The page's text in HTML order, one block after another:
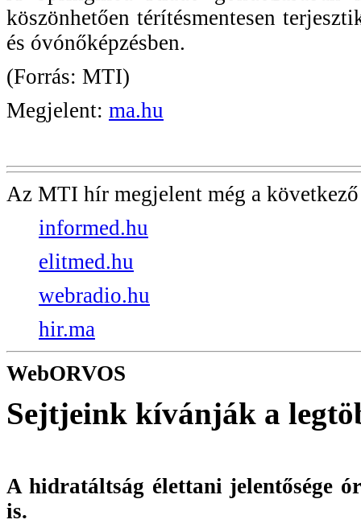
köszönhetően térítésmentesen
és óvónőképzésben.
(Forrás: MTI)
Megjelent: ma.hu
Az MTI hír megjelent még a
informed.hu
elitmed.hu
webradio.hu
hir.ma
WebORVOS
Sejtjeink kívánják a
A hidratáltság élettani jelentősége
is.